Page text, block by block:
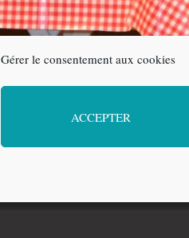
Gérer le consentement aux cookies
ACCEPTER